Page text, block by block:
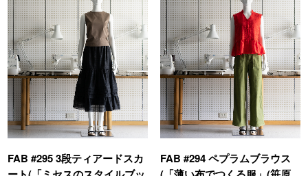
FAB #295 3段ティアードスカ
FAB #294 ペプラムブラウス